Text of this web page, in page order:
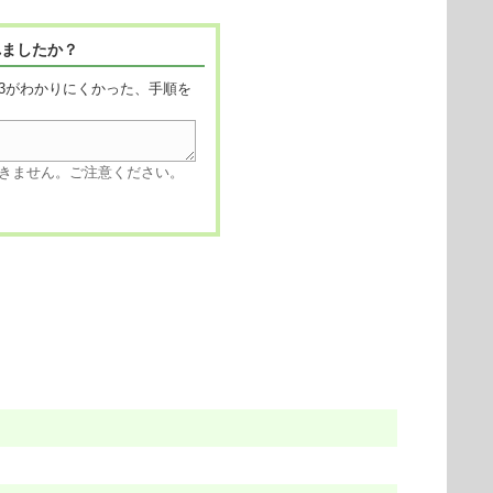
したか？
わかりにくかった、手順を
ません。ご注意ください。